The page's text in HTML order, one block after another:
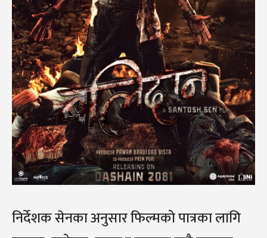
निर्देशक सेनका अनुसार फिल्मको पात्रका लागि